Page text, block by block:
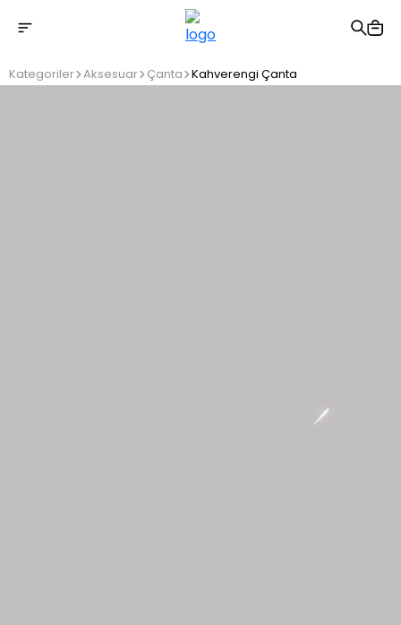
2500 TL üzeri ücretsiz kargo
Kategoriler Aksesuar Çanta Kahverengi Çanta